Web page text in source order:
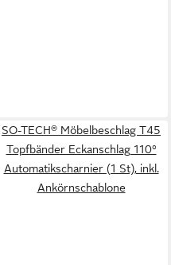
SO-TECH® Möbelbeschlag T45
Topfbänder Eckanschlag 110°
Automatikscharnier (1 St), inkl.
Ankörnschablone